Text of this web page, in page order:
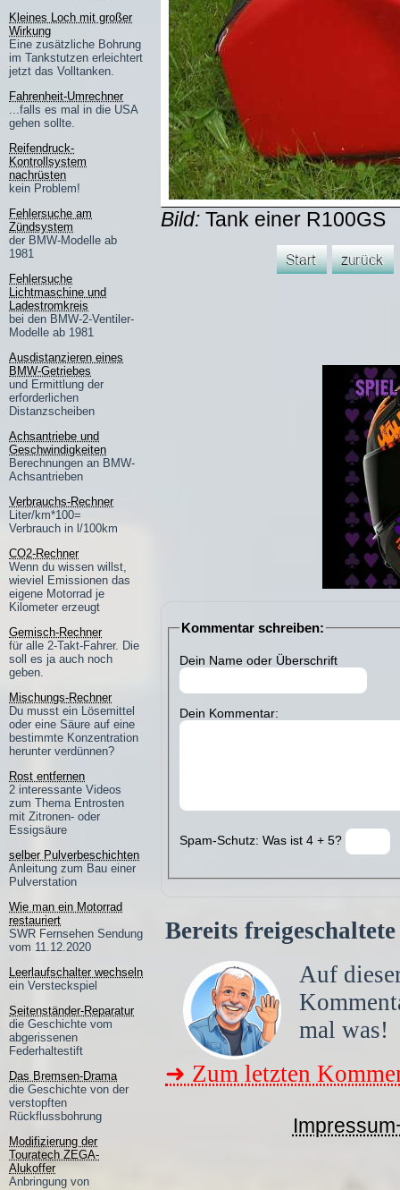
Kleines Loch mit großer
Wirkung
Eine zusätzliche Bohrung
im Tankstutzen erleichtert
jetzt das Volltanken.
Fahrenheit-Umrechner
...falls es mal in die USA
gehen sollte.
Reifendruck-
Kontrollsystem
nachrüsten
kein Problem!
Fehlersuche am
Zündsystem
der BMW-Modelle ab
1981
Fehlersuche
Lichtmaschine und
Ladestromkreis
bei den BMW-2-Ventiler-
Modelle ab 1981
Ausdistanzieren eines
BMW-Getriebes
und Ermittlung der
erforderlichen
Distanzscheiben
Achsantriebe und
Geschwindigkeiten
Berechnungen an BMW-
Achsantrieben
Verbrauchs-Rechner
Liter/km*100=
Verbrauch in l/100km
CO2-Rechner
Wenn du wissen willst,
wieviel Emissionen das
eigene Motorrad je
Kilometer erzeugt
Gemisch-Rechner
für alle 2-Takt-Fahrer. Die
soll es ja auch noch
geben.
Mischungs-Rechner
Du musst ein Lösemittel
oder eine Säure auf eine
bestimmte Konzentration
herunter verdünnen?
Rost entfernen
2 interessante Videos
zum Thema Entrosten
mit Zitronen- oder
Essigsäure
selber Pulverbeschichten
Anleitung zum Bau einer
Pulverstation
Wie man ein Motorrad
restauriert
SWR Fernsehen Sendung
vom 11.12.2020
Leerlaufschalter wechseln
ein Versteckspiel
Seitenständer-Reparatur
die Geschichte vom
abgerissenen
Federhaltestift
Das Bremsen-Drama
die Geschichte von der
verstopften
Rückflussbohrung
Modifizierung der
Touratech ZEGA-
Alukoffer
Anbringung von
Bild: Tank einer R100GS
Kommentar schreiben:
Dein Name oder Überschrift
Dein Kommentar:
Spam-Schutz: Was ist 4 + 5?
Bereits
Auf
mal was!
➜ Zum letzten